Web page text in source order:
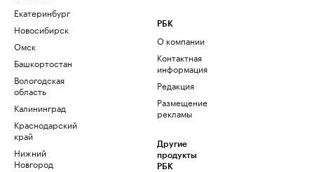
Екатеринбург
Новосибирск
Омск
Башкортостан
Вологодская
область
Калининград
Краснодарский
край
Нижний
Новгород
РБК
О компании
Контактная
информация
Редакция
Размещение
рекламы
Другие
продукты
РБК